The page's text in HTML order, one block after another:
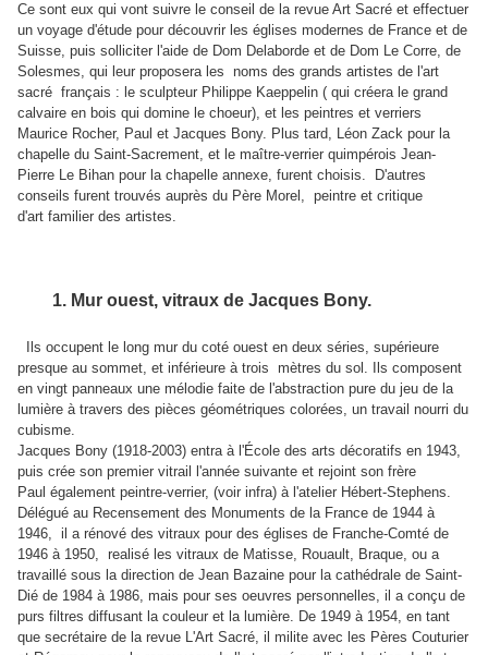
Ce sont eux qui vont suivre le conseil de la revue Art Sacré et effectuer
un voyage d'étude pour découvrir les églises modernes de France et de
Suisse, puis solliciter l'aide de Dom Delaborde et de Dom Le Corre, de
Solesmes, qui leur proposera les noms des grands artistes de l'art
sacré français : le sculpteur Philippe Kaeppelin ( qui créera le grand
calvaire en bois qui domine le choeur), et les peintres et verriers
Maurice Rocher, Paul et Jacques Bony. Plus tard, Léon Zack pour la
chapelle du Saint-Sacrement, et le maître-verrier quimpérois Jean-
Pierre Le Bihan pour la chapelle annexe, furent choisis. D'autres
conseils furent trouvés auprès du Père Morel, peintre et critique
d'art familier des artistes.
1. Mur ouest, vitraux de Jacques Bony.
Ils occupent le long mur du coté ouest en deux séries, supérieure
presque au sommet, et inférieure à trois mètres du sol. Ils composent
en vingt panneaux une mélodie faite de l'abstraction pure du jeu de la
lumière à travers des pièces géométriques colorées, un travail nourri du
cubisme.
Jacques Bony (1918-2003) entra à l'École des arts décoratifs en 1943,
puis crée son premier vitrail l'année suivante et rejoint son frère
Paul également peintre-verrier, (voir infra) à l'atelier Hébert-Stephens.
Délégué au Recensement des Monuments de la France de 1944 à
1946, il a rénové des vitraux pour des églises de Franche-Comté de
1946 à 1950, realisé les vitraux de Matisse, Rouault, Braque, ou a
travaillé sous la direction de Jean Bazaine pour la cathédrale de Saint-
Dié de 1984 à 1986, mais pour ses oeuvres personnelles, il a conçu de
purs filtres diffusant la couleur et la lumière. De 1949 à 1954, en tant
que secrétaire de la revue L'Art Sacré, il milite avec les Pères Couturier